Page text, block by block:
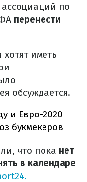
ассоциаций по
перенести
иметь
обсуждается.
и Евро-2020
букмекеров
что пока нет
в календаре